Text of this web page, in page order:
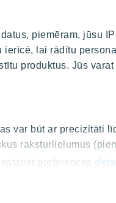
piemēram, jūsu
lai rādītu
produktus. Jūs
var būt ar precizitāti
raksturlielumus
preferences
Par